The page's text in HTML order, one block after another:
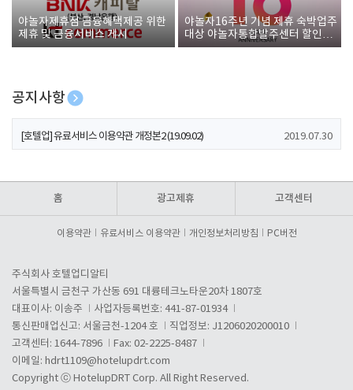
야놀자제휴점 금융혜택제공 위한
제휴 및 금융서비스 게시
야놀자16주년 기념 제휴 숙박업주
대상 야놀자통합발주센터 할인쿠
폰 증정
공지사항
[호텔업] 개인정보 처리방침 개정본1 (19.09.02)
[호텔업] 유료서비스 이용약관 개정본2 (19.09.02) 2019.07.30
홈 광고제휴 고객센터
이용약관 유료서비스 이용약관 개인정보처리방침 PC버전
주식회사 호텔업디알티
서울특별시 금천구 가산동 691 대륭테크노타운20차 1807호
대표이사: 이송주
사업자등록번호: 441-87-01934
통신판매업신고: 서울금천-1204 호
직업정보: J1206020200010
고객센터: 1644-7896
Fax: 02-2225-8487
이메일: hdrt1109@hotelupdrt.com
Copyright ⓒ HotelupDRT Corp. All Right Reserved.